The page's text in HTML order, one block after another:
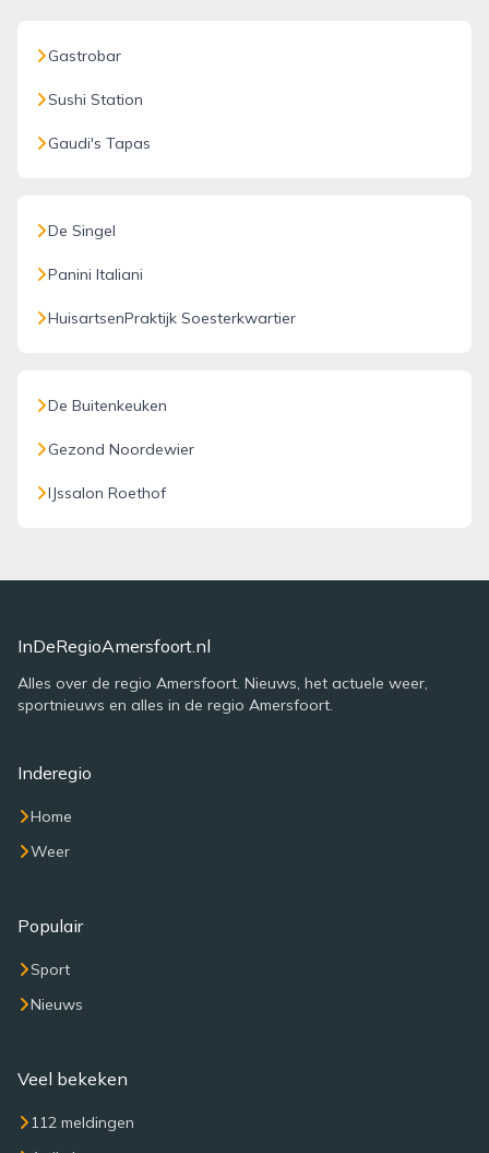
Gastrobar
Sushi Station
Gaudi's Tapas
De Singel
Panini Italiani
HuisartsenPraktijk Soesterkwartier
De Buitenkeuken
Gezond Noordewier
IJssalon Roethof
InDeRegioAmersfoort.nl
Alles over de regio Amersfoort. Nieuws, het actuele weer,
sportnieuws en alles in de regio Amersfoort.
Inderegio
Home
Weer
Populair
Sport
Nieuws
Veel bekeken
112 meldingen